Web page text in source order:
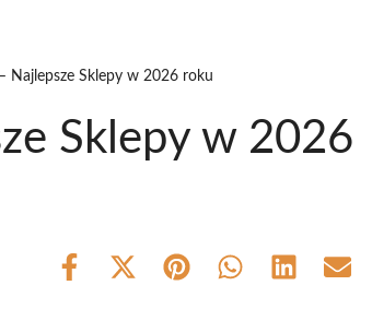
Najlepsze Sklepy w 2026 roku
Sklepy w 2026
Share
Share Share Share Share Share